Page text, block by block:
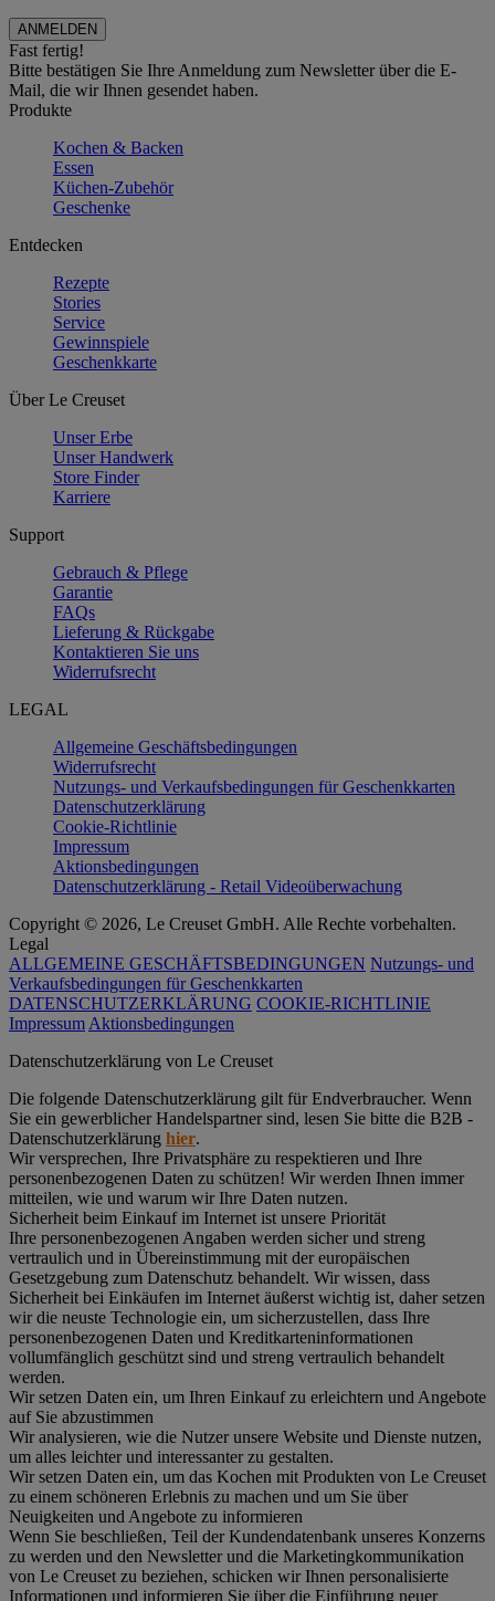
Fast fertig!
Bitte bestätigen Sie Ihre Anmeldung zum Newsletter über die E-
Mail, die wir Ihnen gesendet haben.
Produkte
Kochen & Backen
Essen
Küchen-Zubehör
Geschenke
Entdecken
Rezepte
Stories
Service
Gewinnspiele
Geschenkkarte
Über Le Creuset
Unser Erbe
Unser Handwerk
Store Finder
Karriere
Support
Gebrauch & Pflege
Garantie
FAQs
Lieferung & Rückgabe
Kontaktieren Sie uns
Widerrufsrecht
LEGAL
Allgemeine Geschäftsbedingungen
Widerrufsrecht
Nutzungs- und Verkaufsbedingungen für Geschenkkarten
Datenschutzerklärung
Cookie-Richtlinie
Impressum
Aktionsbedingungen
Datenschutzerklärung - Retail Videoüberwachung
Copyright © 2026, Le Creuset GmbH. Alle Rechte vorbehalten.
Legal
ALLGEMEINE GESCHÄFTSBEDINGUNGEN Nutzungs- und
Verkaufsbedingungen für Geschenkkarten
DATENSCHUTZERKLÄRUNG COOKIE-RICHTLINIE
Impressum Aktionsbedingungen
Datenschutz­erklärung von Le Creuset
Die folgende Datenschutzerklärung gilt für Endverbraucher. Wenn
Sie ein gewerblicher Handelspartner sind, lesen Sie bitte die B2B -
Datenschutzerklärung hier.
Wir versprechen, Ihre Privatsphäre zu respektieren und Ihre
personenbezogenen Daten zu schützen! Wir werden Ihnen immer
mitteilen, wie und warum wir Ihre Daten nutzen.
Sicherheit beim Einkauf im Internet ist unsere Priorität
Ihre personenbezogenen Angaben werden sicher und streng
vertraulich und in Übereinstimmung mit der europäischen
Gesetzgebung zum Datenschutz behandelt. Wir wissen, dass
Sicherheit bei Einkäufen im Internet äußerst wichtig ist, daher setzen
wir die neuste Technologie ein, um sicherzustellen, dass Ihre
personenbezogenen Daten und Kreditkarteninformationen
vollumfänglich geschützt sind und streng vertraulich behandelt
werden.
Wir setzen Daten ein, um Ihren Einkauf zu erleichtern und Angebote
auf Sie abzustimmen
Wir analysieren, wie die Nutzer unsere Website und Dienste nutzen,
um alles leichter und interessanter zu gestalten.
Wir setzen Daten ein, um das Kochen mit Produkten von Le Creuset
zu einem schöneren Erlebnis zu machen und um Sie über
Neuigkeiten und Angebote zu informieren
Wenn Sie beschließen, Teil der Kundendatenbank unseres Konzerns
zu werden und den Newsletter und die Marketingkommunikation
von Le Creuset zu beziehen, schicken wir Ihnen personalisierte
Informationen und informieren Sie über die Einführung neuer